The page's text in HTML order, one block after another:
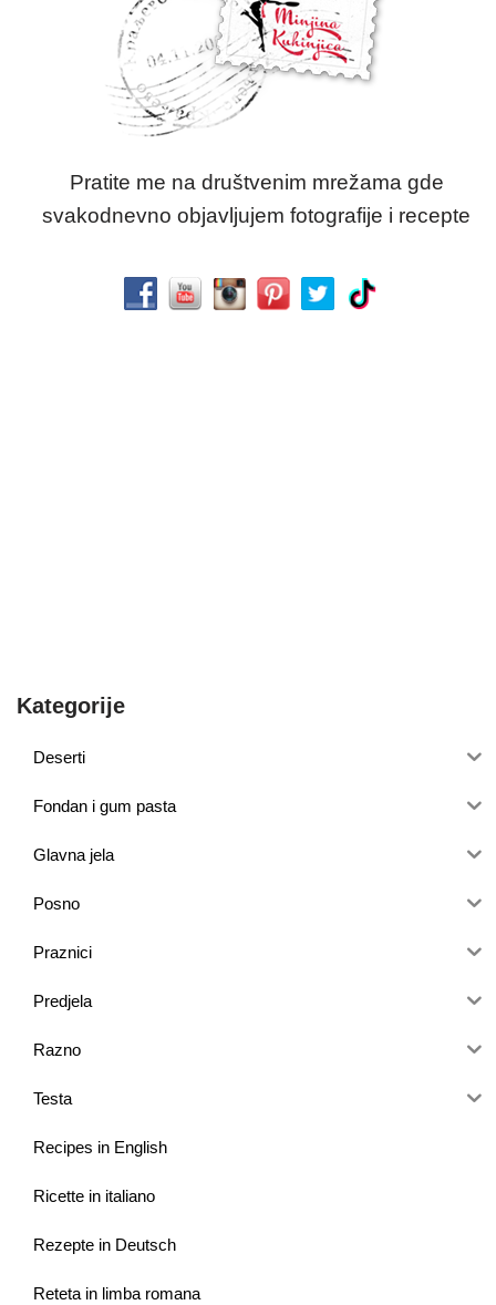
Pratite me na društvenim mrežama gde
svakodnevno objavljujem fotografije i recepte
Kategorije
Deserti
Fondan i gum pasta
Glavna jela
Posno
Praznici
Predjela
Razno
Testa
Recipes in English
Ricette in italiano
Rezepte in Deutsch
Reteta in limba romana